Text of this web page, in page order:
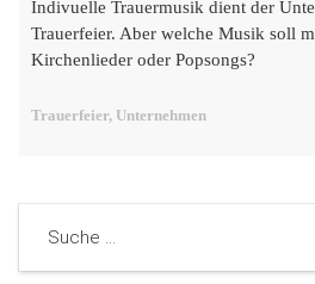
Indivuelle Trauermusik dient der
Trauerfeier. Aber welche Musik soll
Kirchenlieder oder Popsongs?
Trauerfeier, Unternehmen